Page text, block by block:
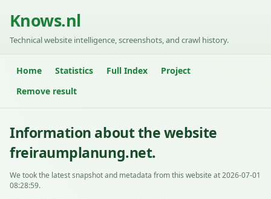
Knows.nl
Technical website intelligence, screenshots, and crawl history.
Home Statistics Full Index
Project
Remove result
Information about the website
freiraumplanung.net.
We took the latest snapshot and metadata from this website at 2026-07-01
08:28:59.